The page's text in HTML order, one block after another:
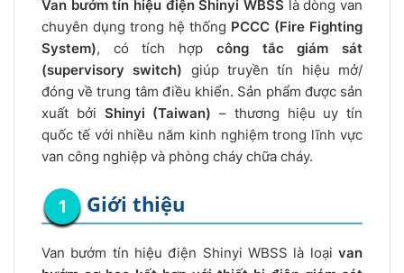
Van bướm tín hiệu điện Shinyi WBSS là dòng van
chuyên dụng trong hệ thống PCCC (Fire Fighting
System), có tích hợp công tắc giám sát
(supervisory switch) giúp truyền tín hiệu mở/
đóng về trung tâm điều khiển. Sản phẩm được sản
xuất bởi Shinyi (Taiwan) – thương hiệu uy tín
quốc tế với nhiều năm kinh nghiệm trong lĩnh vực
van công nghiệp và phòng cháy chữa cháy.
Giới thiệu
Van bướm tín hiệu điện Shinyi WBSS là loại van